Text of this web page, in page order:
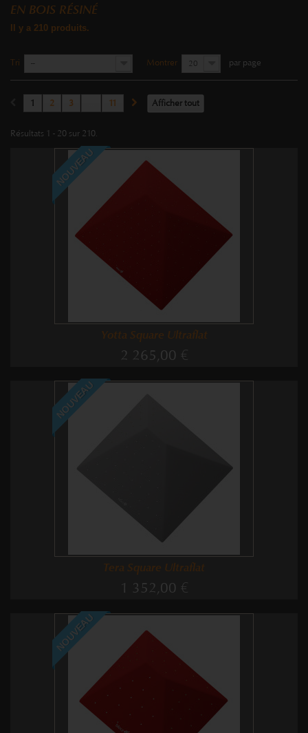
EN BOIS RÉSINÉ
Il y a 210 produits.
Tri -- Montrer 20 par page
Afficher tout
1 2 3 11
Résultats 1 - 20 sur 210.
NOUVEAU
Yotta Square Ultraflat
2 265,00 €
NOUVEAU
Tera Square Ultraflat
1 352,00 €
NOUVEAU